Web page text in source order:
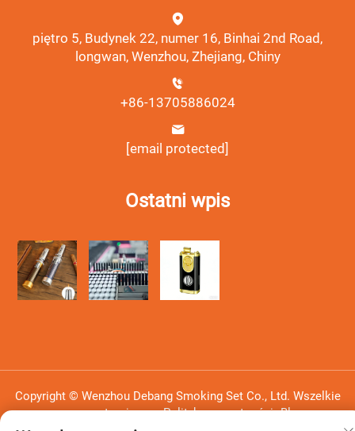
piętro 5, Budynek 22, numer 16, Binhai 2nd Road,
longwan, Wenzhou, Zhejiang, Chiny
+86-13705886024
[email protected]
Ostatni wpis
Copyright © Wenzhou Debang Smoking Set Co., Ltd. Wszelkie
prawa zastrzeżone - Polityka prywatności- Blog